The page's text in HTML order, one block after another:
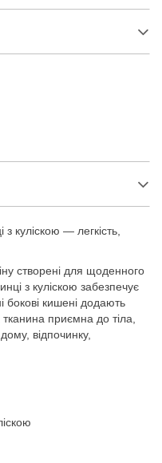
куліскою — легкість,
створені для щоденного
з куліскою забезпечує
бокові кишені додають
приємна до тіла,
відпочинку,